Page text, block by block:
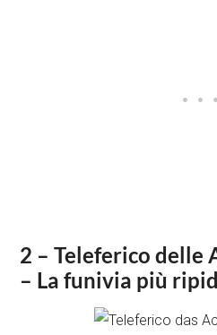
2 – Teleferico delle
– La funivia più